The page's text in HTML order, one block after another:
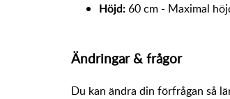
Höjd: 60 cm - Maximal
Ändringar & frågor
Du kan ändra din förfrågan så